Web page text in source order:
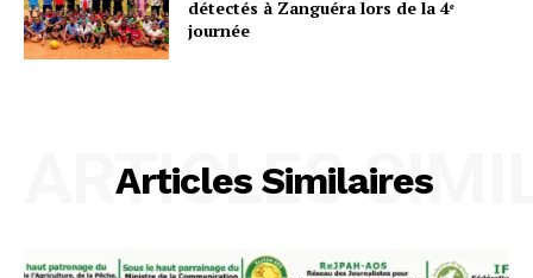
détectés à Zanguéra lors de la 4ᵉ
journée
Articles Similaires
ARTICLES